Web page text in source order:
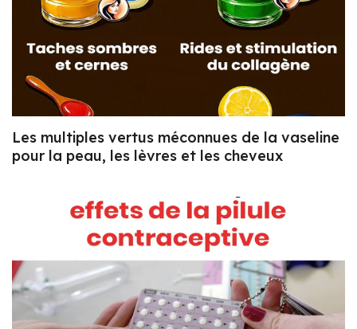
Les multiples vertus méconnues de la vaseline
pour la peau, les lèvres et les cheveux